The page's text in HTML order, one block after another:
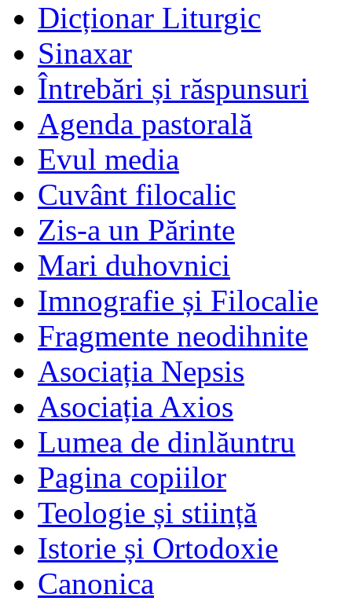
Dicționar Liturgic
Sinaxar
Întrebări și răspunsuri
Agenda pastorală
Evul media
Cuvânt filocalic
Zis-a un Părinte
Mari duhovnici
Imnografie și Filocalie
Fragmente neodihnite
Asociația Nepsis
Asociația Axios
Lumea de dinlăuntru
Pagina copiilor
Teologie și stiință
Istorie și Ortodoxie
Canonica